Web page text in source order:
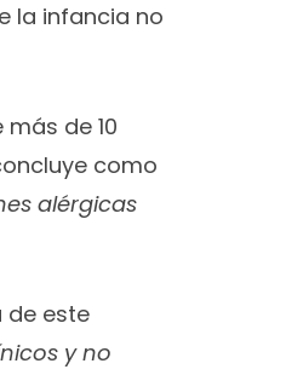
la infancia no
de 10
como
alérgicas
de este
y no